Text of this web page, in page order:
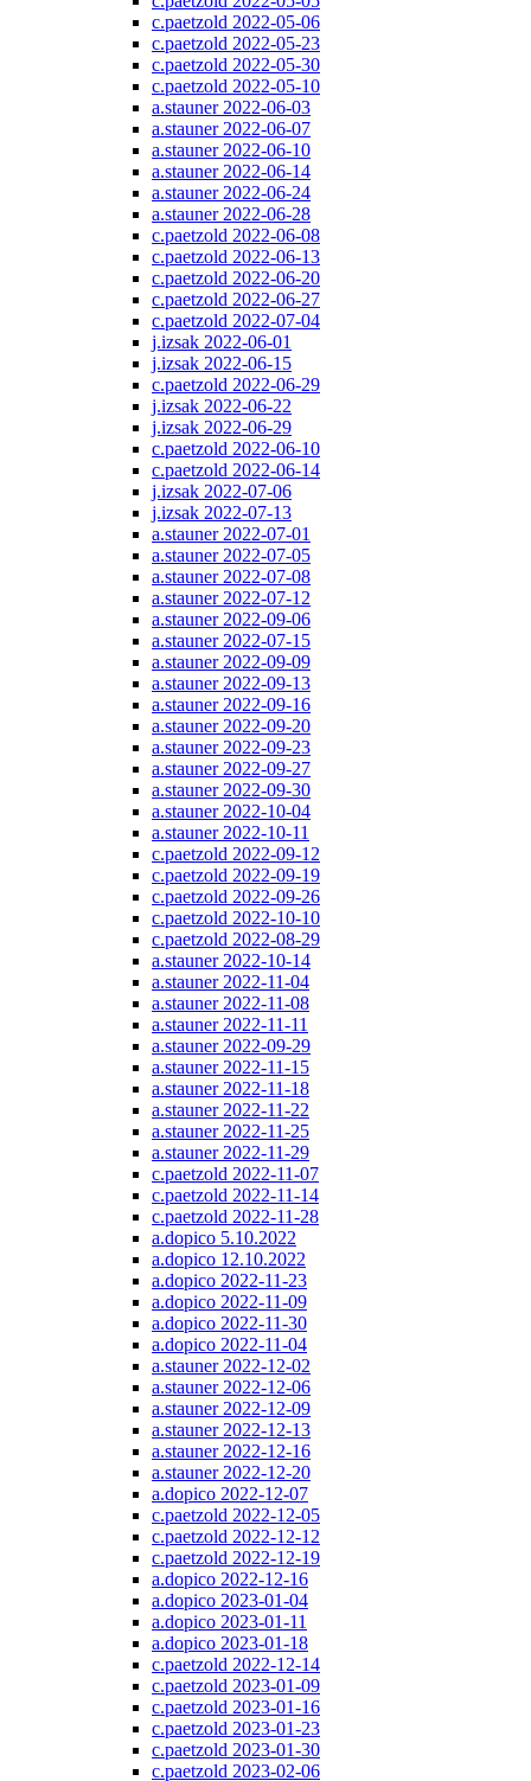
c.paetzold 2022-05-06
c.paetzold 2022-05-23
c.paetzold 2022-05-30
c.paetzold 2022-05-10
a.stauner 2022-06-03
a.stauner 2022-06-07
a.stauner 2022-06-10
a.stauner 2022-06-14
a.stauner 2022-06-24
a.stauner 2022-06-28
c.paetzold 2022-06-08
c.paetzold 2022-06-13
c.paetzold 2022-06-20
c.paetzold 2022-06-27
c.paetzold 2022-07-04
j.izsak 2022-06-01
j.izsak 2022-06-15
c.paetzold 2022-06-29
j.izsak 2022-06-22
j.izsak 2022-06-29
c.paetzold 2022-06-10
c.paetzold 2022-06-14
j.izsak 2022-07-06
j.izsak 2022-07-13
a.stauner 2022-07-01
a.stauner 2022-07-05
a.stauner 2022-07-08
a.stauner 2022-07-12
a.stauner 2022-09-06
a.stauner 2022-07-15
a.stauner 2022-09-09
a.stauner 2022-09-13
a.stauner 2022-09-16
a.stauner 2022-09-20
a.stauner 2022-09-23
a.stauner 2022-09-27
a.stauner 2022-09-30
a.stauner 2022-10-04
a.stauner 2022-10-11
c.paetzold 2022-09-12
c.paetzold 2022-09-19
c.paetzold 2022-09-26
c.paetzold 2022-10-10
c.paetzold 2022-08-29
a.stauner 2022-10-14
a.stauner 2022-11-04
a.stauner 2022-11-08
a.stauner 2022-11-11
a.stauner 2022-09-29
a.stauner 2022-11-15
a.stauner 2022-11-18
a.stauner 2022-11-22
a.stauner 2022-11-25
a.stauner 2022-11-29
c.paetzold 2022-11-07
c.paetzold 2022-11-14
c.paetzold 2022-11-28
a.dopico 5.10.2022
a.dopico 12.10.2022
a.dopico 2022-11-23
a.dopico 2022-11-09
a.dopico 2022-11-30
a.dopico 2022-11-04
a.stauner 2022-12-02
a.stauner 2022-12-06
a.stauner 2022-12-09
a.stauner 2022-12-13
a.stauner 2022-12-16
a.stauner 2022-12-20
a.dopico 2022-12-07
c.paetzold 2022-12-05
c.paetzold 2022-12-12
c.paetzold 2022-12-19
a.dopico 2022-12-16
a.dopico 2023-01-04
a.dopico 2023-01-11
a.dopico 2023-01-18
c.paetzold 2022-12-14
c.paetzold 2023-01-09
c.paetzold 2023-01-16
c.paetzold 2023-01-23
c.paetzold 2023-01-30
c.paetzold 2023-02-06